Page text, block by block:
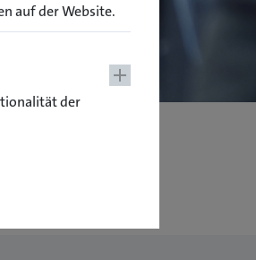
auf der Website.
der